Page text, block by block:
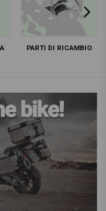
PARTI DI RICAMBIO